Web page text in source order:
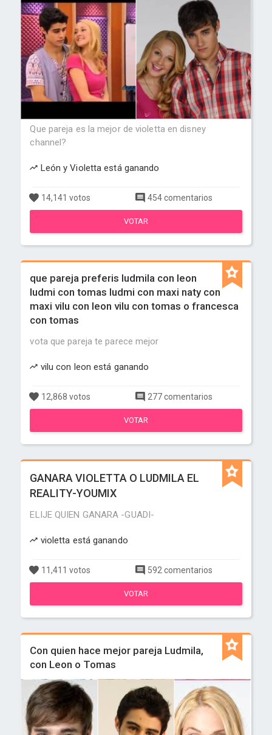
Que pareja es la mejor de violetta en disney
channel?
León y Violetta está ganando
14,141 votos 454 comentarios
VOTAR
que pareja preferis ludmila con leon
ludmi con tomas ludmi con maxi naty con
maxi vilu con leon vilu con tomas o francesca
con tomas
vota que pareja te parece mejor
vilu con leon está ganando
12,868 votos 277 comentarios
VOTAR
GANARA VIOLETTA O LUDMILA EL
REALITY-YOUMIX
ELIJE QUIEN GANARA -GUADI-
violetta está ganando
11,411 votos 592 comentarios
VOTAR
Con quien hace mejor pareja Ludmila,
con Leon o Tomas